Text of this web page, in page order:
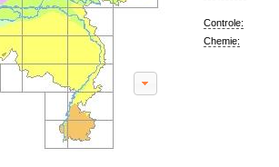
Controle:
Chemie: